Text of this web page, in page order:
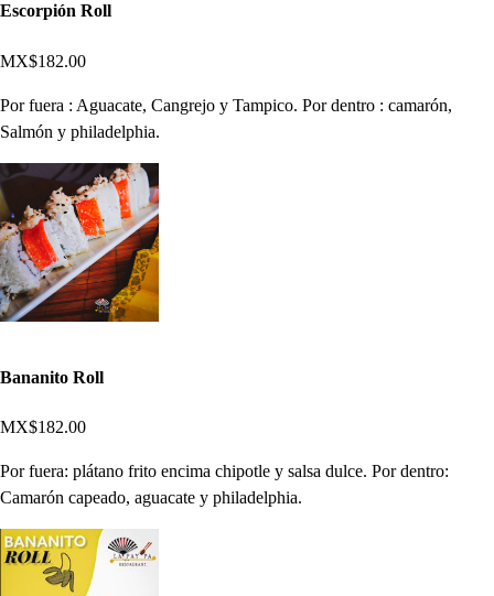
Escorpión Roll
MX$182.00
Por fuera : Aguacate, Cangrejo y Tampico. Por dentro : camarón,
Salmón y philadelphia.
Bananito Roll
MX$182.00
Por fuera: plátano frito encima chipotle y salsa dulce. Por dentro:
Camarón capeado, aguacate y philadelphia.